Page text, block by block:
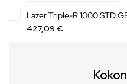
Lazer Triple-R 1000 STD
427,09 €